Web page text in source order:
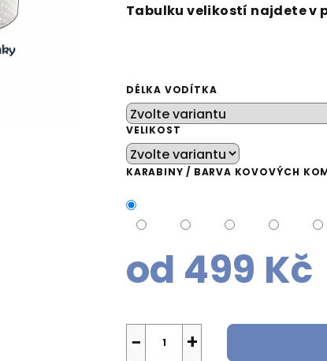
Tabulku velikostí najdete v
DÉLKA VODÍTKA
VELIKOST
KARABINY / BARVA KOVOVÝCH
od 499 Kč
cena:
+
−